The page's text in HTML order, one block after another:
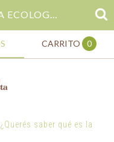
¿QUERÉS SABER QUÉ ES LA ECOLOGÍA?
CARRITO 0
¿Querés saber qué es la